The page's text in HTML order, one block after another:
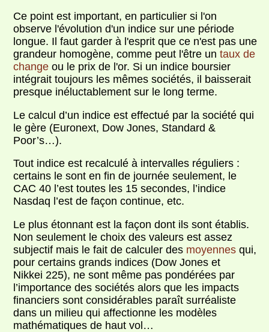
Ce point est important, en particulier si l'on
observe l'évolution d'un indice sur une période
longue. Il faut garder à l'esprit que ce n'est pas une
grandeur homogène, comme peut l'être untaux de
change ou le prix de l'or. Si un indice boursier
intégrait toujours les mêmes sociétés, il baisserait
presque inéluctablement sur le long terme.
Le calcul d’un indice est effectué par la société qui
le gère (Euronext, Dow Jones, Standard &
Poor’s…).
Tout indice est recalculé à intervalles réguliers :
certains le sont en fin de journée seulement, le
CAC 40 l’est toutes les 15 secondes, l’indice
Nasdaq l’est de façon continue, etc.
Le plus étonnant est la façon dont ils sont établis.
Non seulement le choix des valeurs est assez
subjectif mais le fait de calculer des moyennes qui,
pour certains grands indices (Dow Jones et
Nikkei 225), ne sont même pas pondérées par
l’importance des sociétés alors que les impacts
financiers sont considérables paraît surréaliste
dans un milieu qui affectionne les modèles
mathématiques de haut vol…